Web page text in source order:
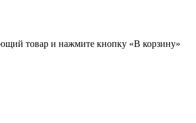
товар и нажмите кнопку «В корзину»